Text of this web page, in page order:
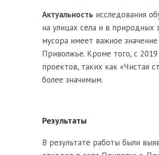
Актуальность исследования
на улицах села и в природных
мусора имеет важное
Приволжье. Кроме того, с
проектов, таких как «Чистая
более значимым.
Результаты
В результате работы были